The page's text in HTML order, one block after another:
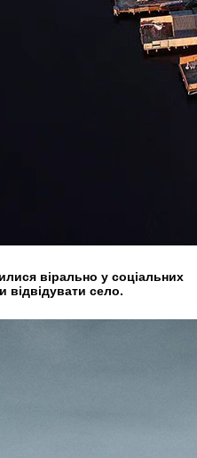
вірально у соціальних
відвідувати село.